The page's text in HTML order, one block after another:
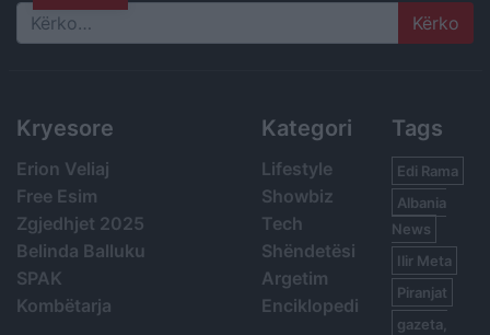
Search
Kryesore
Erion Veliaj
Free Esim
Zgjedhjet 2025
Belinda Balluku
SPAK
Kombëtarja
Kategori
Lifestyle
Showbiz
Tech
Shëndetësi
Argetim
Enciklopedi
Tags
Edi Rama
Albania
News
Ilir Meta
Piranjat
gazeta,